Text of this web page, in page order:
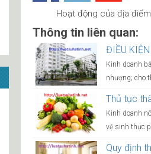
Hoạt động của địa
Thông tin liên quan:
ĐIỀU
Kinh doanh
nhượng; cho
Thủ tục
Kinh doanh
vệ sinh thực
Quy định